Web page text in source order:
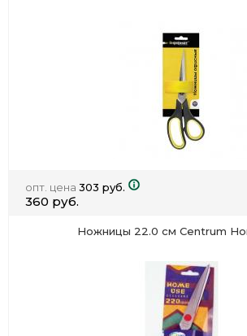
опт. цена 303 руб.
360 руб.
Ножницы 22.0 см Centrum